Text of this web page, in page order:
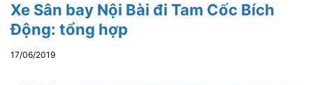
Xe Sân bay Nội Bài đi Tam Cốc Bích
Động: tổng hợp
17/06/2019